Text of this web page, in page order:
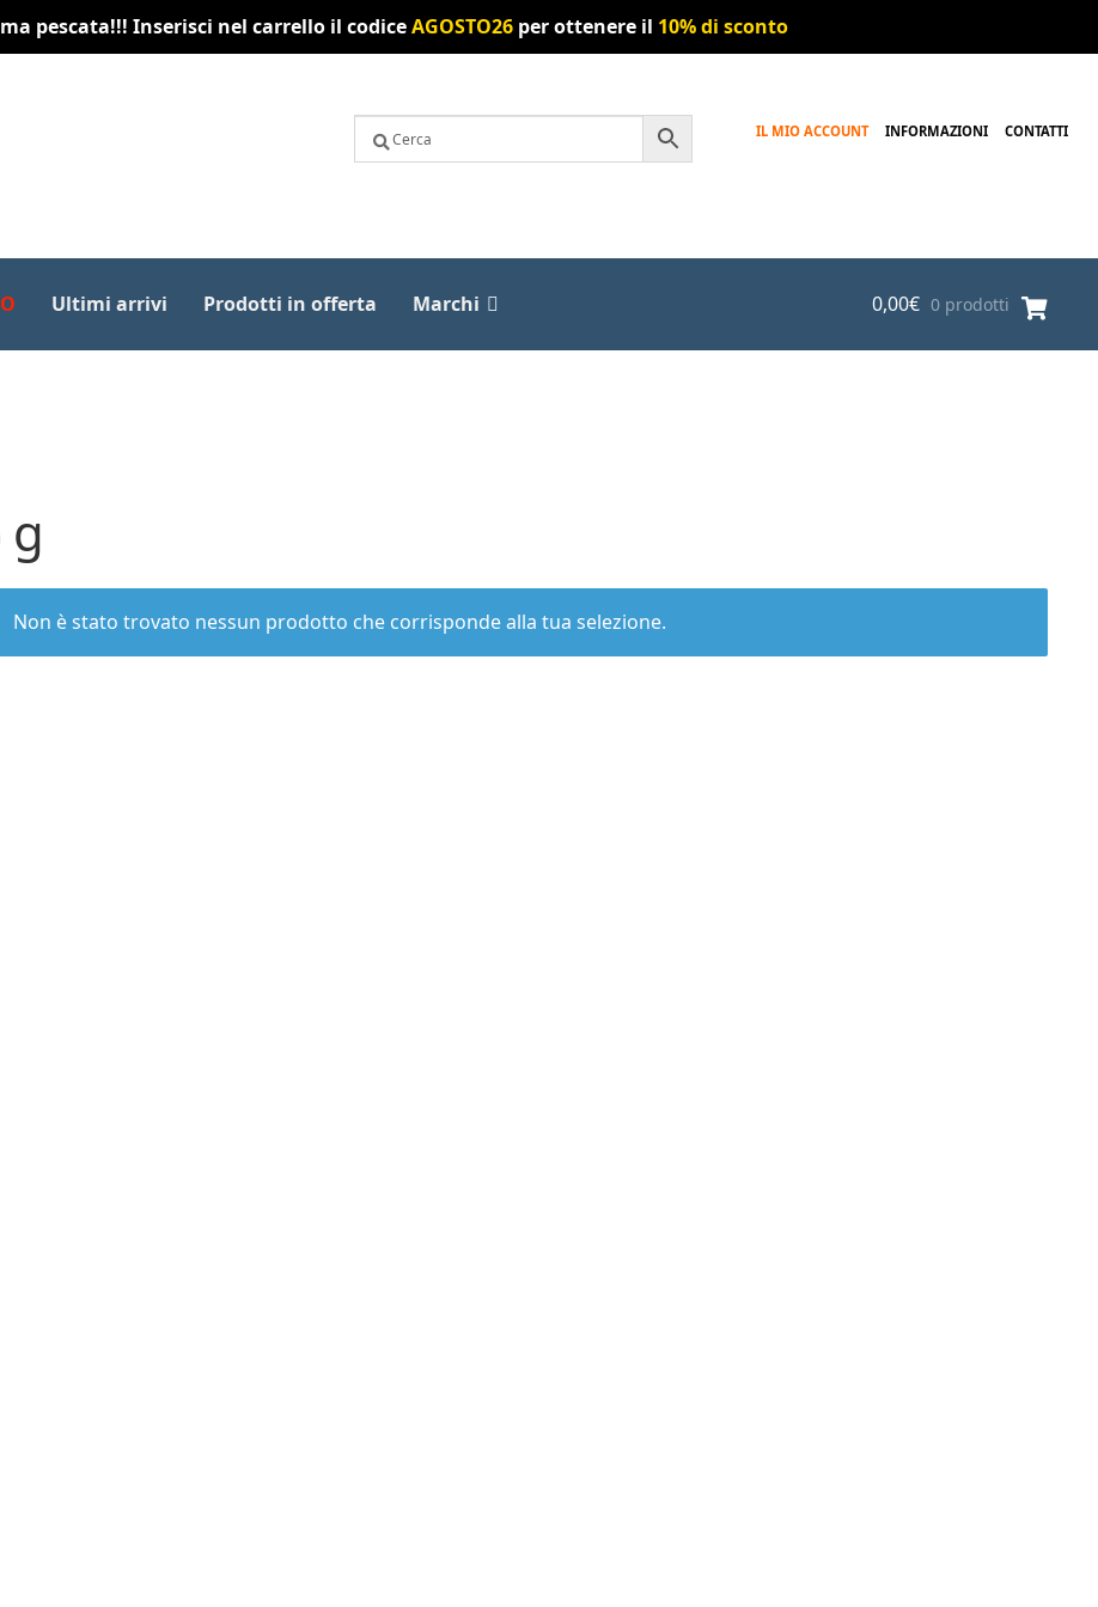
pescata!!! Inserisci nel carrello il codiceAGOSTO26per ottenere il 10% di sconto
IL MIO ACCOUNT INFORMAZIONI CONTATTI
Ultimi arrivi Prodotti in offerta Marchi 0,00€ 0 prodotti
g
Non è stato trovato nessun prodotto che corrisponde alla tua selezione.